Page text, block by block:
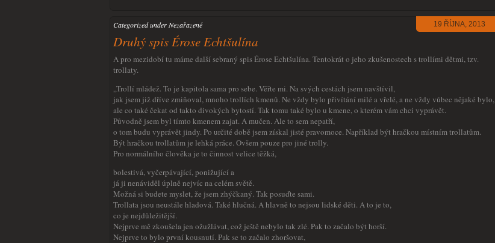
19 ŘÍJNA, 2013
Categorized under Nezařazené
Druhý spis Érose Echtšulína
A pro mezidobí tu máme další sebraný spis Érose Echtšulína. Tentokrát o jeho zkušenostech s trollími dětmi, tzv.
trollaty.
„Trollí mládež. To je kapitola sama pro sebe. Věřte mi. Na svých cestách jsem navštívil,
jak jsem již dříve zmiňoval, mnoho trollích kmenů. Ne vždy bylo přivítání milé a vřelé, a ne vždy vůbec nějaké bylo,
ale co také čekat od takto divokých bytostí. Tak tomu také bylo u kmene, o kterém vám chci vyprávět.
Původně jsem byl tímto kmenem zajat. A mučen. Ale to sem nepatří,
o tom budu vyprávět jindy. Po určité době jsem získal jisté pravomoce. Například být hračkou místním trollatům.
Být hračkou trollatům je lehká práce. Ovšem pouze pro jiné trolly.
Pro normálního člověka je to činnost velice těžká,
bolestivá, vyčerpávající, ponižující a
já ji nenáviděl úplně nejvíc na celém světě.
Možná si budete myslet, že jsem zhýčkaný. Tak posuďte sami.
Trollata jsou neustále hladová. Také hlučná. A hlavně to nejsou lidské děti. A to je to,
co je nejdůležitější.
Nejprve mě zkoušela jen ožužlávat, což ještě nebylo tak zlé. Pak to začalo být horší.
Nejprve to bylo první kousnutí. Pak se to začalo zhoršovat,